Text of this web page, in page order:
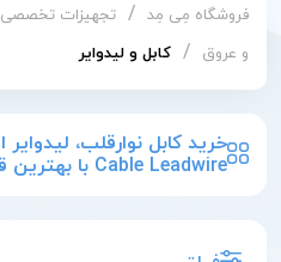
فروشگاه مِی مِد / تجهیزات تخصصی
و عروق
/ کابل و لیدوایر
Cable Leadwire با بهترین قیمت